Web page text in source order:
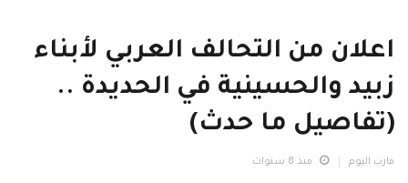
اعلان من التحالف العربي لأبناء
زبيد والحسينية في الحديدة ..
(تفاصيل ما حدث)
مارب اليوم منذ 8 سنوات